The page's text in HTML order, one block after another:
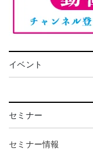
イベント
セミナー
セミナー情報